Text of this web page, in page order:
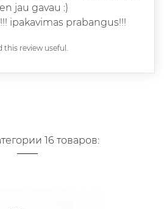
jau gavau :)
ipakavimas prabangus!!!
this review useful.
16 товаров: